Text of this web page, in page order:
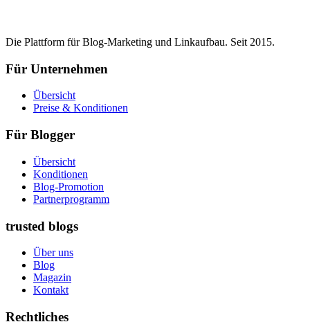
Die Plattform für Blog-Marketing und Linkaufbau. Seit 2015.
Für Unternehmen
Übersicht
Preise & Konditionen
Für Blogger
Übersicht
Konditionen
Blog-Promotion
Partnerprogramm
trusted blogs
Über uns
Blog
Magazin
Kontakt
Rechtliches